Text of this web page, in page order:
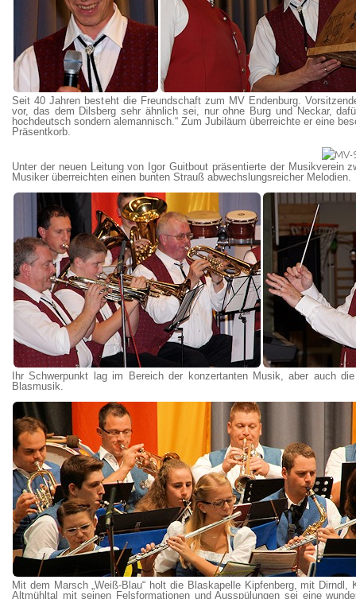
Seit 40 Jahren besteht die Freundschaft zum MV Endenburg.
vor, das dem Dilsberg sehr ähnlich sei, nur ohne Burg und Neckar,
hochdeutsch sondern alemannisch.“ Zum Jubiläum überreichte er eine
Präsentkorb.
Unter der neuen Leitung von Igor Guitbout präsentierte der Musikverein
Musiker überreichten einen bunten Strauß abwechslungsreicher Melodien.
Ihr Schwerpunkt lag im Bereich der konzertanten Musik, aber auch
Blasmusik.
Mit dem Marsch „Weiß-Blau“ holt die Blaskapelle Kipfenberg, mit
Altmühltal mit seinen Felsformationen und Ausspülungen sei eine